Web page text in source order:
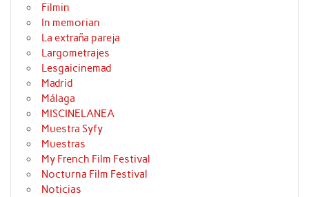
Filmin
In memorian
La extraña pareja
Largometrajes
Lesgaicinemad
Madrid
Málaga
MISCINELANEA
Muestra Syfy
Muestras
My French Film Festival
Nocturna Film Festival
Noticias